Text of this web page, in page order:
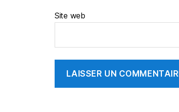
Site web